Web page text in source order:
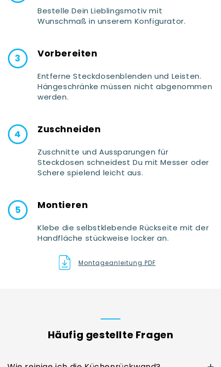
Bestelle Dein Lieblingsmotiv mit
Wunschmaß in unserem Konfigurator.
Vorbereiten
Entferne Steckdosenblenden und Leisten.
Hängeschränke müssen nicht abgenommen
werden.
Zuschneiden
Zuschnitte und Aussparungen für
Steckdosen schneidest Du mit Messer oder
Schere spielend leicht aus.
Montieren
Klebe die selbstklebende Rückseite mit der
Handfläche stückweise locker an.
Montageanleitung PDF
Häufig gestellte Fragen